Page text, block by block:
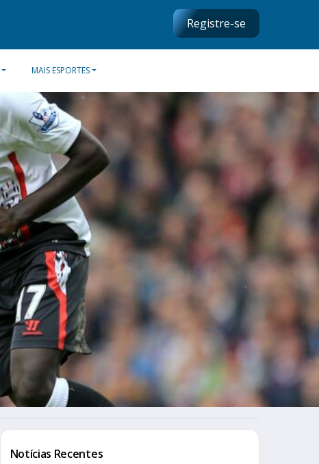
Registre-se
MAIS ESPORTES
Notícias Recentes